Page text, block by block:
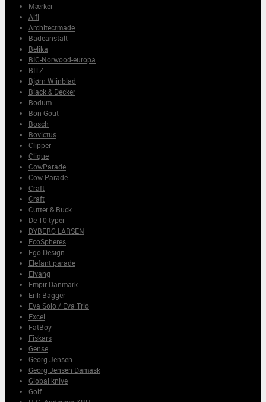
Mærker
Alfi
Architectmade
Badeanstalt
Belika
BIC-Norwood-europa
BITZ
Bjørn Wiinblad
Black & Decker
Bodum
Bon Gout
Bosch
Bovictus
Clipper
Clique
CowParade
Cow Parade
Craft
Craft
Cutter & Buck
De 10 typer
DYBERG LARSEN
EcoSpheres
Ego Design
Elefant parade
Elvang
Empir Danmark
Erik Bagger
Eva Solo / Eva Trio
Excel
FatBoy
Fiskars
Gense
Georg Jensen
Georg Jensen Damask
Global knive
Golf